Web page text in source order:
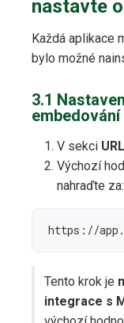
nastavte
Každá aplikace
bylo možné
3.1
embedování
V sekci
Výchozí
nahraďte za:
https://
Tento krok je
integrace s